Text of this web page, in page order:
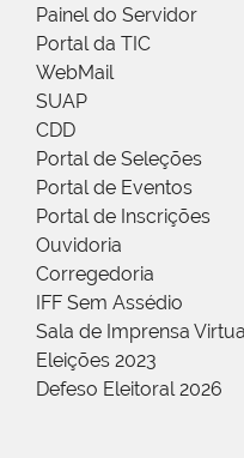
Painel do Servidor
Portal da TIC
WebMail
SUAP
CDD
Portal de Seleções
Portal de Eventos
Portal de Inscrições
Ouvidoria
Corregedoria
IFF Sem Assédio
Sala de Imprensa
Eleições 2023
Defeso Eleitoral 2026